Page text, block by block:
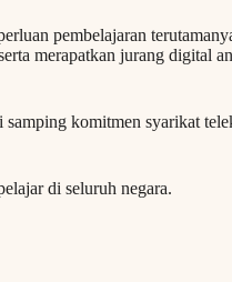
pembelajaran
merapatkan jurang digital
komitmen syarikat
di seluruh negara.